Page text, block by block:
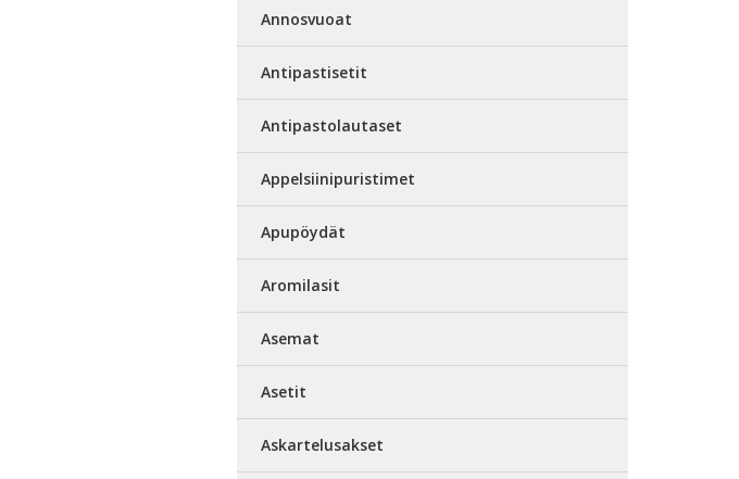
Annosvuoat
Antipastisetit
Antipastolautaset
Appelsiinipuristimet
Apupöydät
Aromilasit
Asemat
Asetit
Askartelusakset